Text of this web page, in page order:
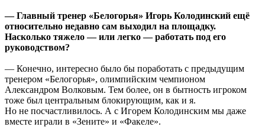
— Главный тренер «Белогорья» Игорь Колодинский ещё
относительно недавно сам выходил на площадку.
Насколько тяжело — или легко — работать под его
руководством?
— Конечно, интересно было бы поработать с предыдущим
тренером «Белогорья», олимпийским чемпионом
Александром Волковым. Тем более, он в бытность игроком
тоже был центральным блокирующим, как и я.
Но не посчастливилось. А с Игорем Колодинским мы даже
вместе играли в «Зените» и «Факеле».